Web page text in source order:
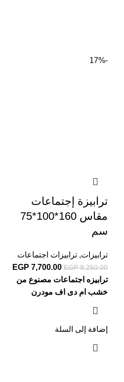
-17%
ترابيزة إجتماعات
مقاس 160*100*75
سم
ترابيزات, ترابيزات اجتماعات
EGP9,250.00
EGP 7,700.00
ترابيزه اجتماعات مصنوع من
خشب ام دى اف مودرن
إضافة إلى السلة